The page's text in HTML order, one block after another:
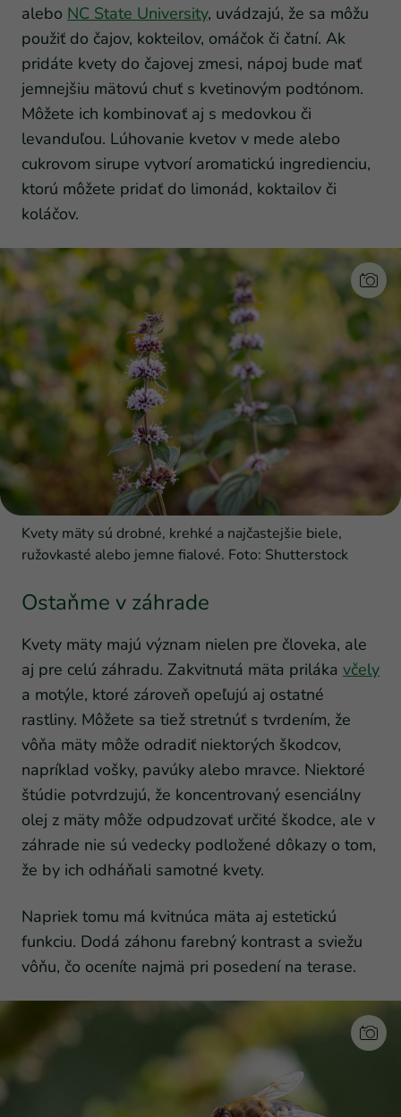
alebo NC State University, uvádzajú, že sa môžu
použiť do čajov, kokteilov, omáčok či čatní. Ak
pridáte kvety do čajovej zmesi, nápoj bude mať
jemnejšiu mätovú chuť s kvetinovým podtónom.
Môžete ich kombinovať aj s medovkou či
levanduľou. Lúhovanie kvetov v mede alebo
cukrovom sirupe vytvorí aromatickú ingredienciu,
ktorú môžete pridať do limonád, koktailov či
koláčov.
Kvety mäty sú drobné, krehké a najčastejšie biele,
ružovkasté alebo jemne fialové. Foto: Shutterstock
Ostaňme v záhrade
Kvety mäty majú význam nielen pre človeka, ale
aj pre celú záhradu. Zakvitnutá mäta priláka včely
a motýle, ktoré zároveň opeľujú aj ostatné
rastliny. Môžete sa tiež stretnúť s tvrdením, že
vôňa mäty môže odradiť niektorých škodcov,
napríklad vošky, pavúky alebo mravce. Niektoré
štúdie potvrdzujú, že koncentrovaný esenciálny
olej z mäty môže odpudzovať určité škodce, ale v
záhrade nie sú vedecky podložené dôkazy o tom,
že by ich odháňali samotné kvety.
Napriek tomu má kvitnúca mäta aj estetickú
funkciu. Dodá záhonu farebný kontrast a sviežu
vôňu, čo oceníte najmä pri posedení na terase.